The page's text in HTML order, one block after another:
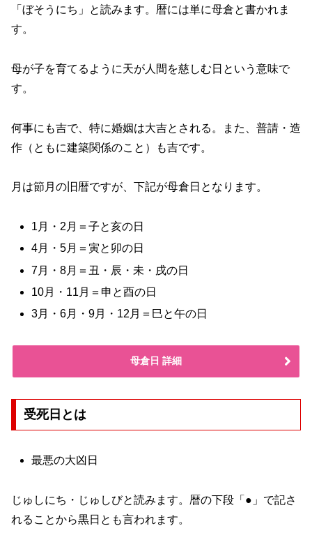
「ぼそうにち」と読みます。暦には単に母倉と書かれま
す。
母が子を育てるように天が人間を慈しむ日という意味で
す。
何事にも吉で、特に婚姻は大吉とされる。また、普請・造
作（ともに建築関係のこと）も吉です。
月は節月の旧暦ですが、下記が母倉日となります。
1月・2月＝子と亥の日
4月・5月＝寅と卯の日
7月・8月＝丑・辰・未・戌の日
10月・11月＝申と酉の日
3月・6月・9月・12月＝巳と午の日
母倉日 詳細
受死日とは
最悪の大凶日
じゅしにち・じゅしびと読みます。暦の下段「●」で記さ
れることから黒日とも言われます。